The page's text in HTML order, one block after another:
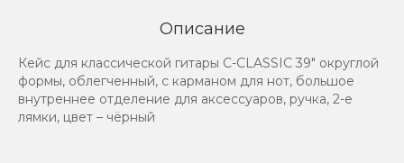
Описание
Кейс для классической гитары C-CLASSIC 39" округлой
формы, облегченный, с карманом для нот, большое
внутреннее отделение для аксессуаров, ручка, 2-е
лямки, цвет – чёрный